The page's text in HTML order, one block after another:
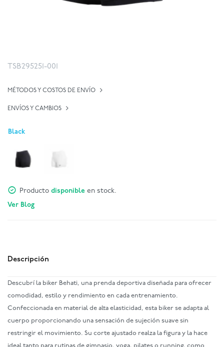
TSB295251-001
MÉTODOS Y COSTOS DE ENVÍO
ENVÍOS Y CAMBIOS
Black
Producto disponible en stock.
Ver Blog
Descripción
Descubrí la biker Behati, una prenda deportiva diseñada para ofrecer
comodidad, estilo y rendimiento en cada entrenamiento.
Confeccionada en material de alta elasticidad, esta biker se adapta al
cuerpo proporcionando una sensación de sujeción suave sin
restringir el movimiento. Su corte ajustado realza la figura y la hace